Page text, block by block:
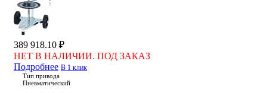
389 918.10 ₽
НЕТ В НАЛИЧИИ. ПОД ЗАКАЗ
Подробнее В 1 клик
Тип привода
Пневматический